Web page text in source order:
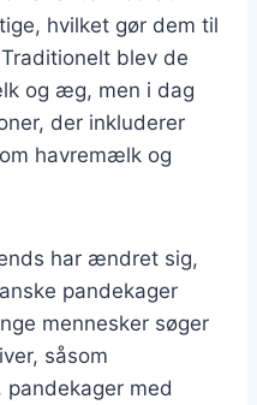
hvilket gør dem til
blev de
og æg, men i dag
der inkluderer
havremælk og
har ændret sig,
pandekager
mennesker søger
såsom
pandekager med